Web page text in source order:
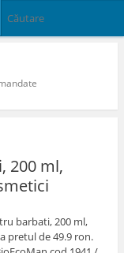
200 ml,
barbati, 200 ml,
pretul de 49.9 ron.